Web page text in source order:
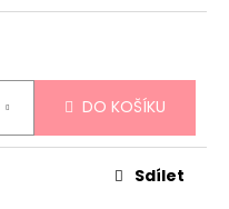
DO KOŠÍKU
Sdílet